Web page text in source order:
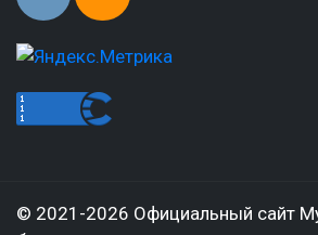
© 2021-2026 Официальный сайт